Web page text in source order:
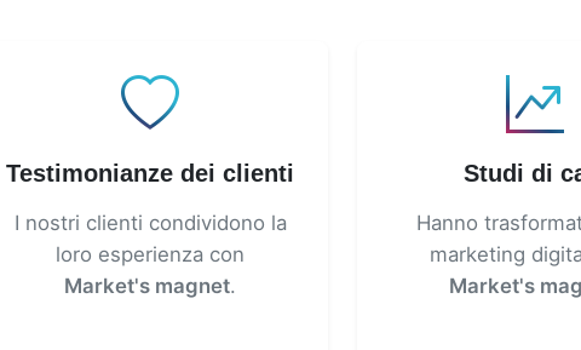
Testimonianze dei clienti
I nostri clienti condividono la
loro esperienza con
Market's magnet.
Studi di
Hanno
marketing
Market's